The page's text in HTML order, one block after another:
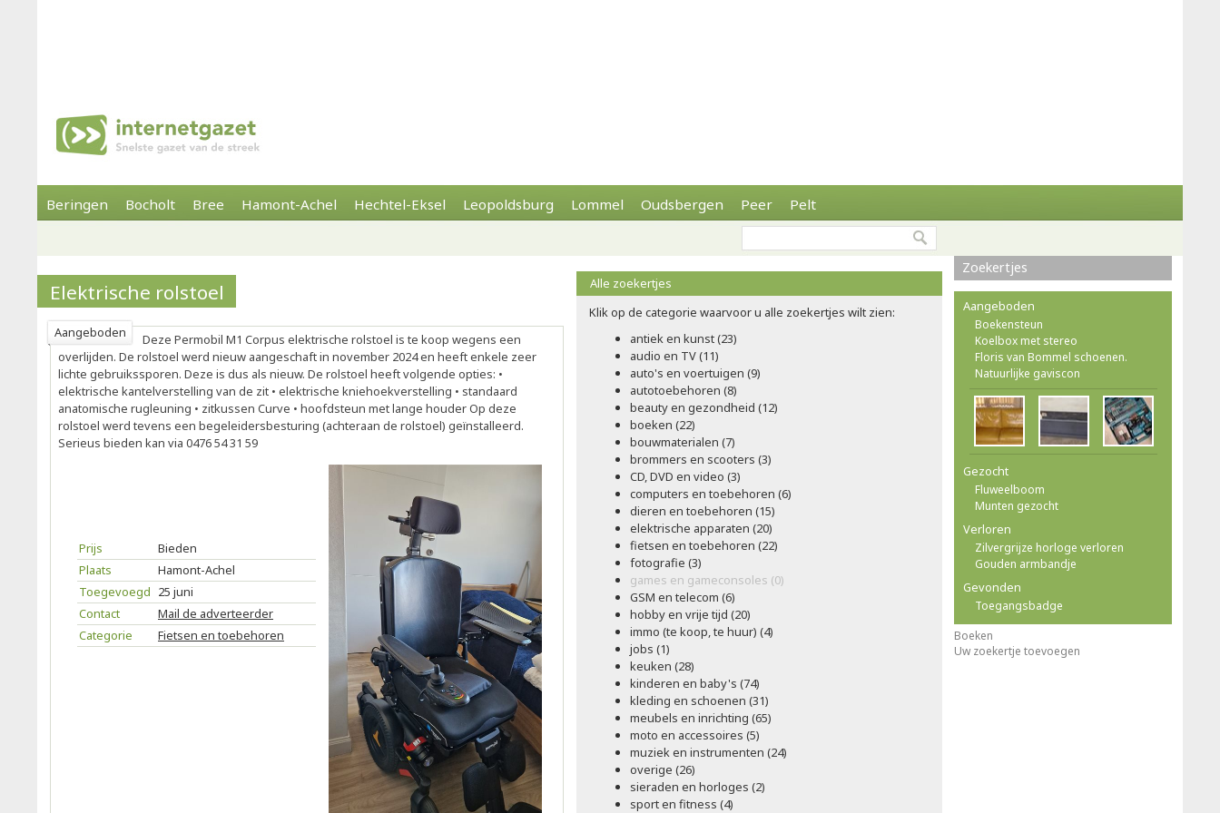
Beringen Bocholt Bree Hamont-Achel Hechtel-Eksel Leopoldsburg Lommel Oudsbergen Peer Pelt
Elektrische rolstoel
Aangeboden
Deze Permobil M1 Corpus elektrische rolstoel is te koop wegens een
overlijden. De rolstoel werd nieuw aangeschaft in november 2024 en heeft enkele zeer
lichte gebruikssporen. Deze is dus als nieuw. De rolstoel heeft volgende opties: •
elektrische kantelverstelling van de zit • elektrische kniehoekverstelling • standaard
anatomische rugleuning • zitkussen Curve • hoofdsteun met lange houder Op deze
rolstoel werd tevens een begeleidersbesturing (achteraan de rolstoel) geïnstalleerd.
Serieus bieden kan via 0476 54 31 59
Prijs
Bieden
Plaats
Hamont-Achel
Toegevoegd 25 juni
Contact
Mail de adverteerder
Categorie
Fietsen en toebehoren
Alle zoekertjes
Klik op de categorie waarvoor u alle zoekertjes wilt zien:
antiek en kunst (23)
audio en TV (11)
auto's en voertuigen (9)
autotoebehoren (8)
beauty en gezondheid (12)
boeken (22)
bouwmaterialen (7)
brommers en scooters (3)
CD, DVD en video (3)
computers en toebehoren (6)
dieren en toebehoren (15)
elektrische apparaten (20)
fietsen en toebehoren (22)
fotografie (3)
games en gameconsoles (0)
GSM en telecom (6)
hobby en vrije tijd (20)
immo (te koop, te huur) (4)
jobs (1)
keuken (28)
kinderen en baby's (74)
kleding en schoenen (31)
meubels en inrichting (65)
moto en accessoires (5)
muziek en instrumenten (24)
overige (26)
sieraden en horloges (2)
sport en fitness (4)
Zoekertjes
Aangeboden
Boekensteun
Koelbox met stereo
Floris van Bommel schoenen.
Natuurlijke gaviscon
Gezocht
Fluweelboom
Munten gezocht
Verloren
Zilvergrijze horloge verloren
Gouden armbandje
Gevonden
Toegangsbadge
Boeken
Uw zoekertje toevoegen